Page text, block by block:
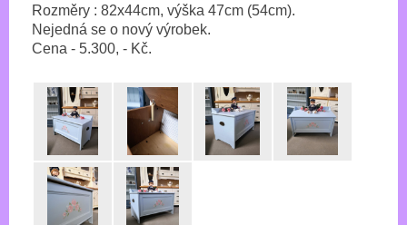
Rozměry : 82x44cm, výška 47cm (54cm).
Nejedná se o nový výrobek.
Cena - 5.300, - Kč.